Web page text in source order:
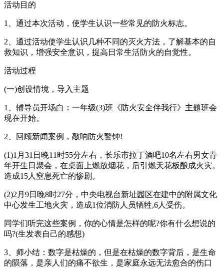
活动目的
1、通过本次活动，使学生认识一些常见的防火标志。
2、通过活动使学生认识几种不同的灭火方法，了解基本的自
救知识，增强安全意识，提高日常生活防火的自觉性。
活动过程
(一)创设情境，导入主题
1、辅导员开场白：一年级(3)班《防火安全伴我行》主题班会
现在开始。
2、回顾新闻案例，敲响防火警钟!
(1)1月31日晚11时55分左右，长乐市拉丁酒吧10名左右男女青
年开生日聚会，在桌面上燃放烟花，后引燃天花板酿成火灾。
造成15人窒息死亡的惨剧。
(2)2月9日晚8时27分，中央电视台新址园区在建中的附属文化
中心发生工地火灾，造成1位消防人员牺牲,6人受伤。
同学们听完这些案例，你的心情是怎样的呢?你有什么想说的
吗?(生发表自己的感想)
3、师小结：数字是枯燥的，但是在枯燥的数字背后，是生命
的陨落，是亲人们的痛不欲生，是家庭永远无法愈合的伤口